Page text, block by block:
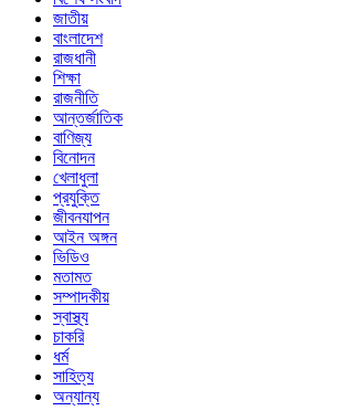
জাতীয়
বাংলাদেশ
রাজধানী
শিক্ষা
রাজনীতি
আন্তর্জাতিক
বাণিজ্য
বিনোদন
খেলাধুলা
প্রযুক্তি
জীবনযাপন
আইন অঙ্গন
ভিডিও
মতামত
সম্পাদকীয়
স্বাস্থ্য
চাকরি
ধর্ম
সাহিত্য
অন্যান্য